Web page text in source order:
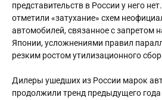
представительств в России у него
отметили «затухание» схем
автомобилей, связанное с запретом
Японии, усложнениями правил
резким ростом утилизационного
Дилеры ушедших из России марок
продолжили тренд предыдущего